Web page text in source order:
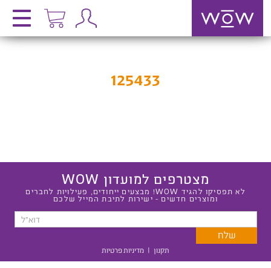
125433
מצטרפים למועדון WOW
לא תפסיקו להגיד WOW! מבצעים ייחודים, פעילויות לחברים
ומוצרים חדשים - ישירות לתיבת המייל שלכם
תקנון | מדיניות פרטיות